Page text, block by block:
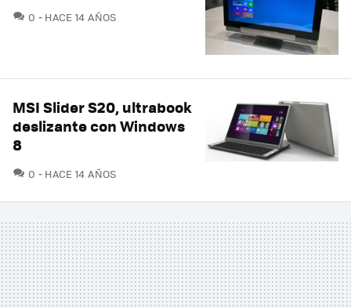
0 COMENTARIOS
HACE 14 AÑOS
MSI Slider S20, ultrabook
deslizante con Windows
8
0 COMENTARIOS
HACE 14 AÑOS